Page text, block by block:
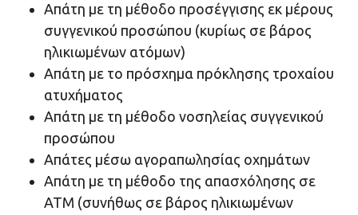
Απάτη με τη μέθοδο προσέγγισης εκ μέρους
συγγενικού προσώπου (κυρίως σε βάρος
ηλικιωμένων ατόμων)
Απάτη με το πρόσχημα πρόκλησης τροχαίου
ατυχήματος
Απάτη με τη μέθοδο νοσηλείας συγγενικού
προσώπου
Απάτες μέσω αγοραπωλησίας οχημάτων
Απάτη με τη μέθοδο της απασχόλησης σε
ΑΤΜ (συνήθως σε βάρος ηλικιωμένων